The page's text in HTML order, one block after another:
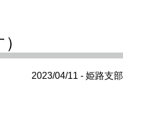
2023/04/11 - 姫路支部